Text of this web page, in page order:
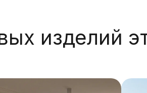
изделий